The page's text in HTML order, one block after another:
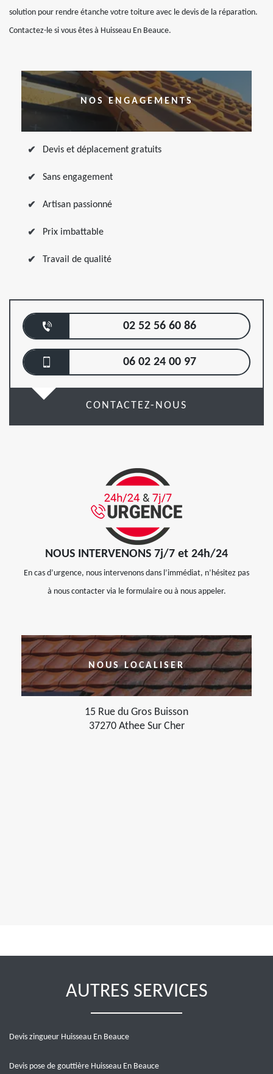
solution pour rendre étanche votre toiture avec le devis de la réparation.
Contactez-le si vous êtes à Huisseau En Beauce.
NOS ENGAGEMENTS
Devis et déplacement gratuits
Sans engagement
Artisan passionné
Prix imbattable
Travail de qualité
02 52 56 60 86
06 02 24 00 97
CONTACTEZ-NOUS
NOUS INTERVENONS 7j/7 et 24h/24
En cas d’urgence, nous intervenons dans l’immédiat, n’hésitez pas
à nous contacter via le formulaire ou à nous appeler.
NOUS LOCALISER
15 Rue du Gros Buisson
37270 Athee Sur Cher
AUTRES SERVICES
Devis zingueur Huisseau En Beauce
Devis pose de gouttière Huisseau En Beauce